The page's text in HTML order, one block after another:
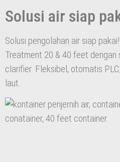
Solusi air siap
Solusi pengolahan air siap
Treatment 20 & 40 feet
clarifier. Fleksibel, otomatis
laut.